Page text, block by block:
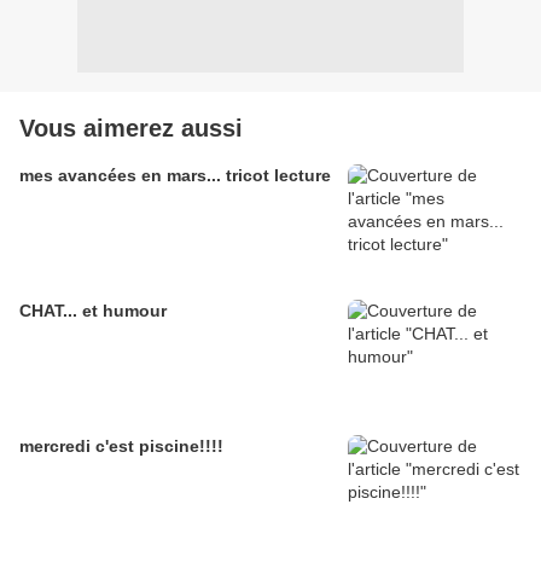
Vous aimerez aussi
mes avancées en mars... tricot lecture
CHAT... et humour
mercredi c'est piscine!!!!